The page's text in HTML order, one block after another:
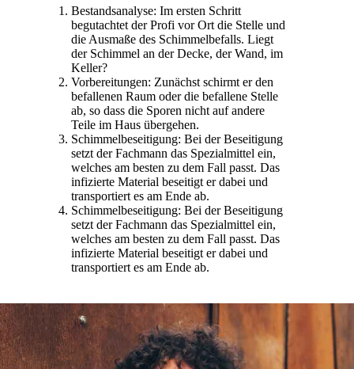
Bestandsanalyse: Im ersten Schritt
begutachtet der Profi vor Ort die Stelle und
die Ausmaße des Schimmelbefalls. Liegt
der Schimmel an der Decke, der Wand, im
Keller?
Vorbereitungen: Zunächst schirmt er den
befallenen Raum oder die befallene Stelle
ab, so dass die Sporen nicht auf andere
Teile im Haus übergehen.
Schimmelbeseitigung: Bei der Beseitigung
setzt der Fachmann das Spezialmittel ein,
welches am besten zu dem Fall passt. Das
infizierte Material beseitigt er dabei und
transportiert es am Ende ab.
Schimmelbeseitigung: Bei der Beseitigung
setzt der Fachmann das Spezialmittel ein,
welches am besten zu dem Fall passt. Das
infizierte Material beseitigt er dabei und
transportiert es am Ende ab.